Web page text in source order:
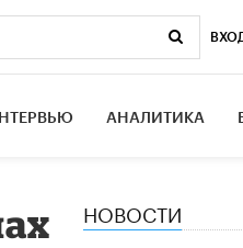
ВХОД
АНАЛИТИКА
НОВОСТИ